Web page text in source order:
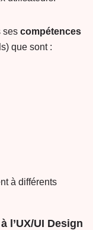
ses compétences
que sont :
à différents
l’UX/UI Design